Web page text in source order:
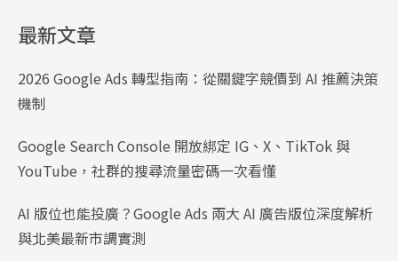
最新文章
2026 Google Ads 轉型指南：從關鍵字競價到 AI 推薦決策
機制
Google Search Console 開放綁定 IG、X、TikTok 與
YouTube，社群的搜尋流量密碼一次看懂
AI 版位也能投廣？Google Ads 兩大 AI 廣告版位深度解析
與北美最新市調實測